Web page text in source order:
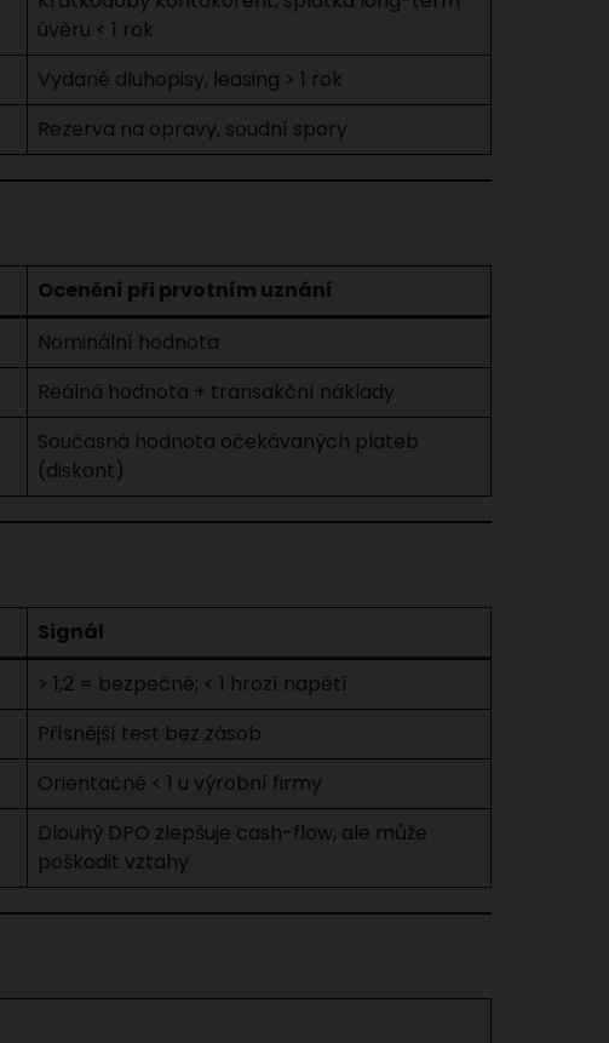
úvěru < 1 rok
Vydané dluhopisy, leasing > 1 rok
Rezerva na opravy, soudní spory
Ocenění při prvotním uznání
Nominální hodnota
Reálná hodnota + transakční náklady
Současná hodnota očekávaných plateb
(diskont)
Signál
> 1,2 = bezpečné; < 1 hrozí napětí
Přísnější test bez zásob
Orientačně < 1 u výrobní firmy
Dlouhý DPO zlepšuje cash-flow, ale může
poškodit vztahy